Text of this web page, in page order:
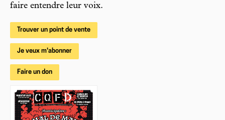
faire entendre leur voix.
Trouver un point de vente
Je veux m'abonner
Faire un don